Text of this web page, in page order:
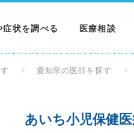
症状を調べる
調べる
医療相談
愛知県の医師を探す
あいち小児保健